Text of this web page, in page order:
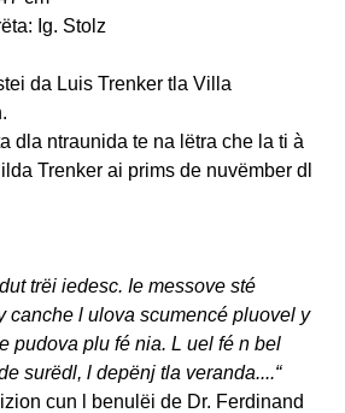
Ig. Stolz
da Luis Trenker tla Villa
dla ntraunida te na lëtra che la ti à
Trenker ai prims de nuvëmber dl
trëi iedesc. Ie messove sté
canche l ulova scumencé pluovel y
pudova plu fé nia. L uel fé n bel
surëdl, l depënj tla veranda....“
cun l benulëi de Dr. Ferdinand